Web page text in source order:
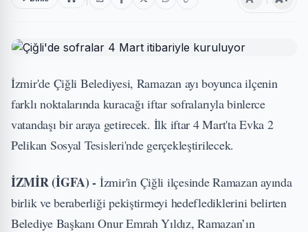
İzmir'de Çiğli Belediyesi, Ramazan ayı boyunca ilçenin
farklı noktalarında kuracağı iftar sofralarıyla binlerce
vatandaşı bir araya getirecek. İlk iftar 4 Mart'ta Evka 2
Pelikan Sosyal Tesisleri'nde gerçekleştirilecek.
İZMİR (İGFA) - İzmir'in Çiğli ilçesinde Ramazan ayında
birlik ve beraberliği pekiştirmeyi hedeflediklerini belirten
Belediye Başkanı Onur Emrah Yıldız, Ramazan’ın